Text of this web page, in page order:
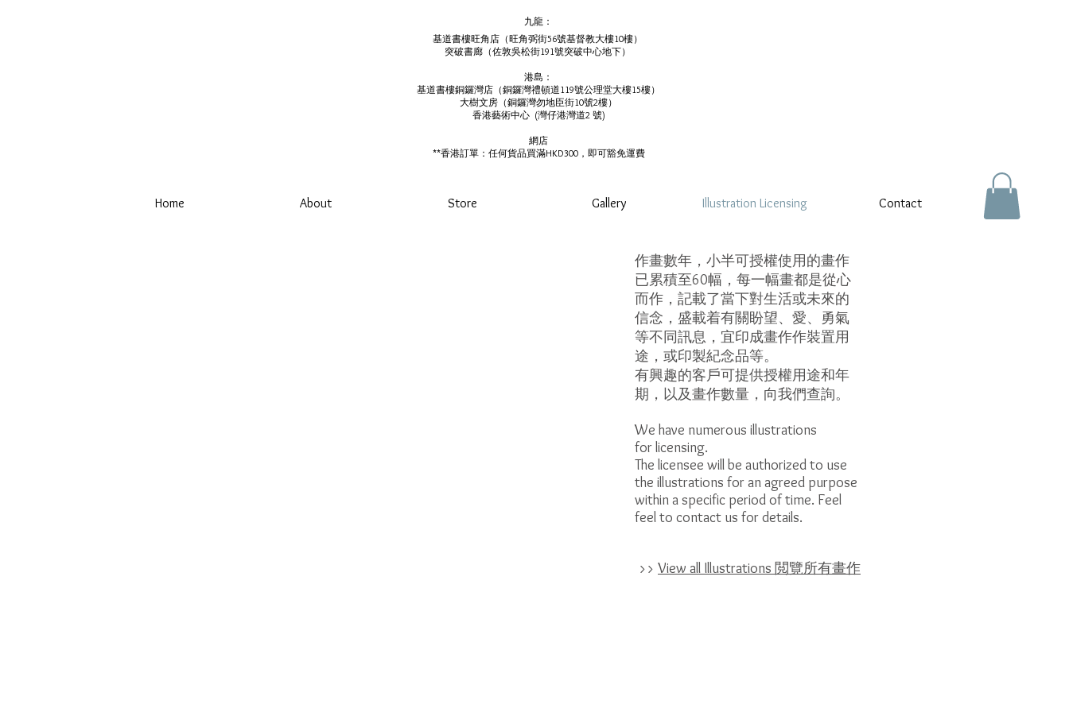
九龍：
基道書樓旺角店（旺角弼街56號基督教大樓10樓）
突破書廊（佐敦吳松街191號突破中心地下）
港島：
基道書樓銅鑼灣店（銅鑼灣禮頓道119號公理堂大樓15樓）
大樹文房（銅鑼灣勿地臣街10號2樓）
香港藝術中心 ​ (灣仔港灣道2 號)
網店
**香港訂單：任何貨品買滿HKD300，即可豁免運費
Home About Store Gallery Illustration Licensing Contact
作畫數年，小半可授權使用的畫作
已累積至60幅，每一幅畫都是從心
而作，記載了當下對生活或未來的
信念，盛載着有關盼望、愛、勇氣
等不同訊息，宜印成畫作作裝置用
途，或印製紀念品等。
有興趣的客戶可提供授權用途和年
期，以及畫作數量，向我們查詢。
We have numerous illustrations
for licensing.
The licensee will be authorized to use
the illustrations for an agreed purpose
within a specific period of time. Feel
feel to contact us for details.
>> View all Illustrations 閲覽所有畫作